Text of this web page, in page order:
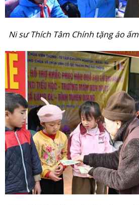
Ni sư Thích Tâm Chính tặng áo